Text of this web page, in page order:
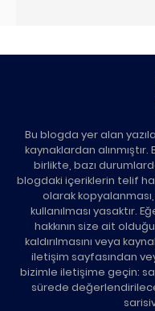
Bu blogda yer alan
kaynaklardan
birlikte, bazı
blogdaki içeriklerin telif
olarak
kullanılması yasaktır.
hakkının size ait
kaldırılmasını veya
iletişim sayfasından
bizimle iletişime geçin:
sürede